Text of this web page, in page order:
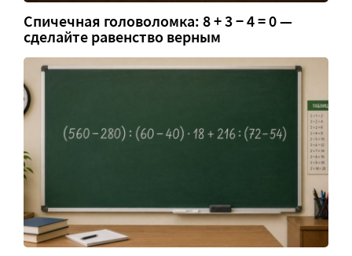
Спичечная головоломка: 8 + 3 − 4 = 0 —
сделайте равенство верным